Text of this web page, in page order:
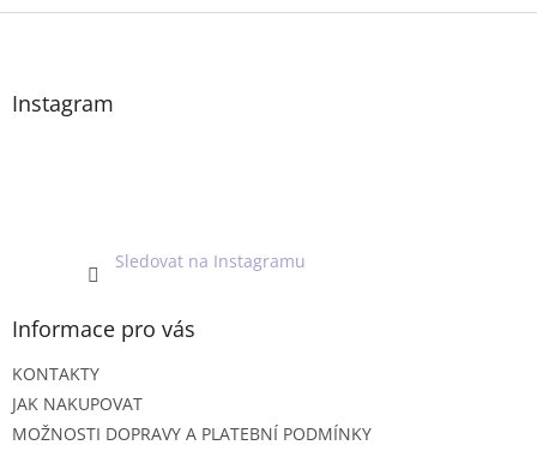
Z
Instagram
Sledovat na Instagramu
Informace pro vás
KONTAKTY
JAK NAKUPOVAT
MOŽNOSTI DOPRAVY A PLATEBNÍ PODMÍNKY